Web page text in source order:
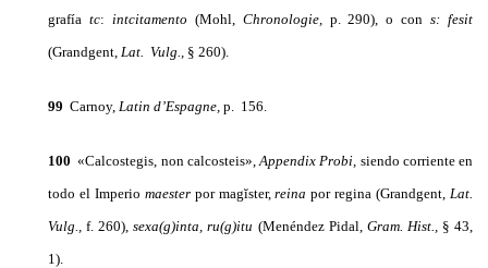
grafía tc: intcitamento (Mohl, Chronologie, p. 290), o cons: fesit
(Grandgent, Lat. Vulg., § 260).
99 Carnoy, Latin d’Espagne, p. 156.
100 «Calcostegis, non calcosteis»,Appendix Probi, sien­do corriente en
todo el Imperio maester por magĭster,reinapor regina (Grandgent, Lat.
Vulg.,f. 260),sexa(g)inta,ru(g)itu (Menéndez Pidal, Gram. Hist., § 43,
1).